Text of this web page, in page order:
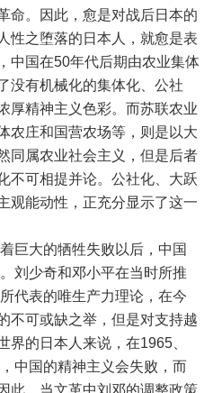
命。因此，愈是对战后日本的
性之堕落的日本人，就愈是表
中国在50年代后期由农业集体
没有机械化的集体化、公社
厚精神主义色彩。而苏联农业
农庄和国营农场等，则是以大
同属农业社会主义，但是后者
不可相提并论。公社化、大跃
观能动性，正充分显示了这一
巨大的牺牲失败以后，中国
刘少奇和邓小平在当时所推
代表的唯生产力理论，在今
不可或缺之举，但是对支持越
界的日本人来说，在1965、
中国的精神主义会失败，而
此，当文革中刘邓的调整政策